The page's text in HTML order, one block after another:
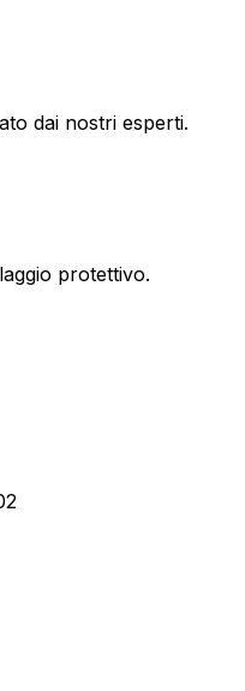
dai nostri esperti.
protettivo.